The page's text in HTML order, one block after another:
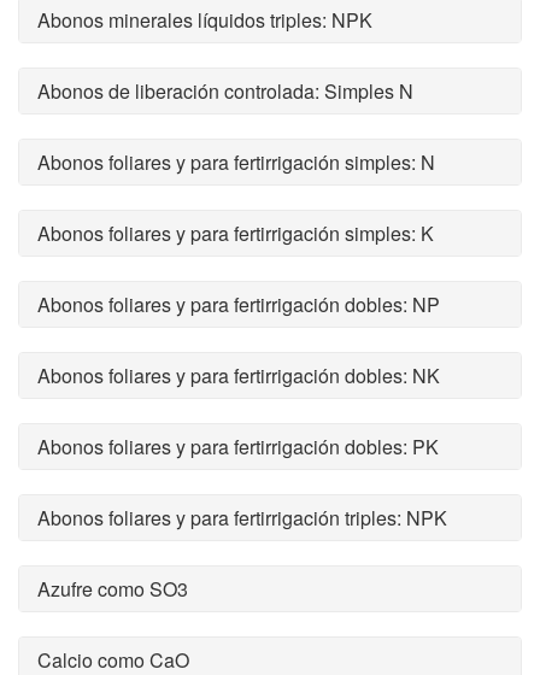
Abonos minerales líquidos triples: NPK
Abonos de liberación controlada: Simples N
Abonos foliares y para fertirrigación simples: N
Abonos foliares y para fertirrigación simples: K
Abonos foliares y para fertirrigación dobles: NP
Abonos foliares y para fertirrigación dobles: NK
Abonos foliares y para fertirrigación dobles: PK
Abonos foliares y para fertirrigación triples: NPK
Azufre como SO3
Calcio como CaO